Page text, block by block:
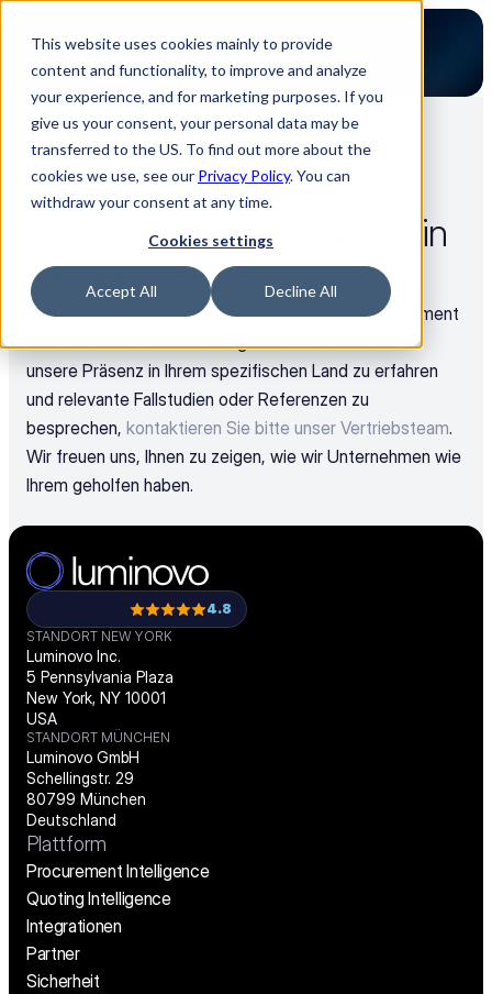
This website uses cookies mainly to provide
content and functionality, to improve and analyze
your experience, and for marketing purposes. If you
give us your consent, your personal data may be
transferred to the US. To find out more about the
cookies we use, see our Privacy Policy. You can
withdraw your consent at any time.
Cookies settings
Accept All Decline All
Zurück zu allen FAQ
Allgemein
Haben Sie andere Kunden in
meinem Land?
Luminovo wird von Kunden weltweit für das Management
von Elektronik-Lieferketten genutzt. Um mehr über
unsere Präsenz in Ihrem spezifischen Land zu erfahren
und relevante Fallstudien oder Referenzen zu
besprechen, kontaktieren Sie bitte unser Vertriebsteam.
Wir freuen uns, Ihnen zu zeigen, wie wir Unternehmen wie
Ihrem geholfen haben.
4.8
STANDORT NEW YORK
Luminovo Inc.
5 Pennsylvania Plaza
New York, NY 10001
USA
STANDORT MÜNCHEN
Luminovo GmbH
Schellingstr. 29
80799 München
Deutschland
Plattform
Procurement Intelligence
Quoting Intelligence
Integrationen
Partner
Sicherheit